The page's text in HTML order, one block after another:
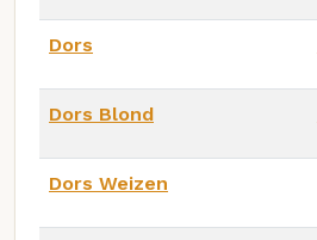
Dors
Dors Blond
Dors Weizen